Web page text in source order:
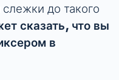
до такого
сказать, что вы
в